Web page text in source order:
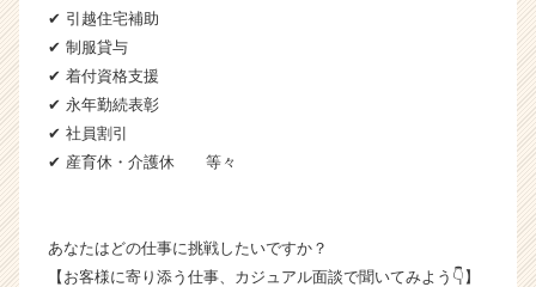
✔ 引越住宅補助
✔ 制服貸与
✔ 着付資格支援
✔ 永年勤続表彰
✔ 社員割引
✔ 産育休・介護休 等々
あなたはどの仕事に挑戦したいですか？
【お客様に寄り添う仕事、カジュアル面談で聞いてみよう👇】